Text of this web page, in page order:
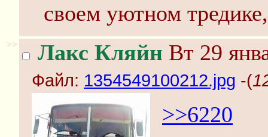
своем уютном
>> Лакс Кляйн Вт 29
Файл: 1354549100212.jpg -(
>>6220